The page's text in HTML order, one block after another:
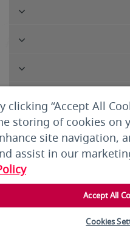
clicking “Accept All
storing of cookies on
site navigation,
assist in our
Accept All
Cookies